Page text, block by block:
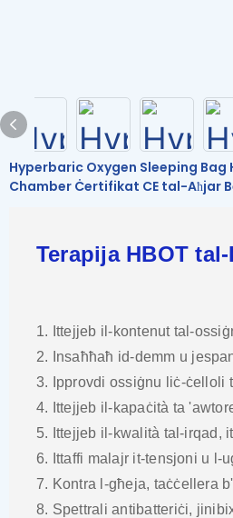
Hyperbaric Oxygen Sleeping Bag
Chamber Ċertifikat CE tal-Aħjar
Terapija HBOT
1. Ittejjeb il-kontenut tal-
2. Insaħħaħ id-demm u
3. Ipprovdi ossiġnu liċ-ċelloli
4. Ittejjeb il-kapaċità ta
5. Ittejjeb il-kwalità tal-irqad,
6. Ittaffi malajr it-tensjoni u l-
7. Kontra l-għeja, taċċellera
8. Spettrali antibatteriċi,